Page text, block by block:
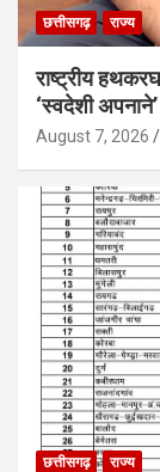
छत्तीसगढ़ राज्य
राष्ट्रीय
‘स्वदेशी
August 7, 2026
छत्तीसगढ़ राज्य